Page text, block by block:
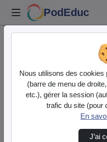
PodEduc
05-Démocratiser les lieux
Nous utilisons des cookies
(barre de menu de
etc.), gérer la session
trafic du site (pour
En
J’ai